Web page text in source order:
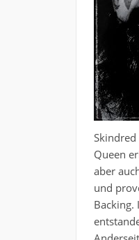
Queen
aber
und
Backing.